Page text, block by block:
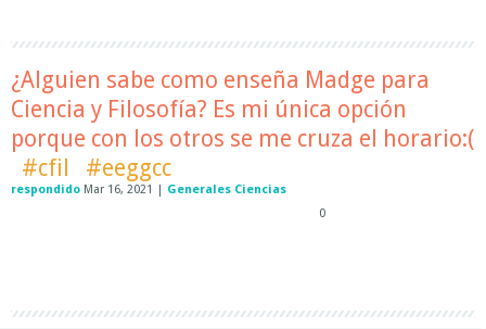
¿Alguien sabe como enseña Madge para
Ciencia y Filosofía? Es mi única opción
porque con los otros se me cruza el horario:(
#cfil
#eeggcc
respondido Mar 16, 2021 | Generales Ciencias
0